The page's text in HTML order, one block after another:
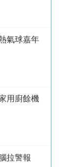
氣球嘉年
用廚餘機
拉警報